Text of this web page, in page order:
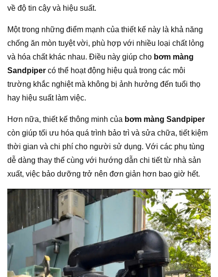
về độ tin cậy và hiệu suất.
Một trong những điểm mạnh của thiết kế này là khả năng
chống ăn mòn tuyệt vời, phù hợp với nhiều loại chất lỏng
và hóa chất khác nhau. Điều này giúp cho bơm màng
Sandpiper có thể hoạt động hiệu quả trong các môi
trường khắc nghiệt mà không bị ảnh hưởng đến tuổi thọ
hay hiệu suất làm việc.
Hơn nữa, thiết kế thông minh của bơm màng Sandpiper
còn giúp tối ưu hóa quá trình bảo trì và sửa chữa, tiết kiệm
thời gian và chi phí cho người sử dụng. Với các phụ tùng
dễ dàng thay thế cùng với hướng dẫn chi tiết từ nhà sản
xuất, việc bảo dưỡng trở nên đơn giản hơn bao giờ hết.